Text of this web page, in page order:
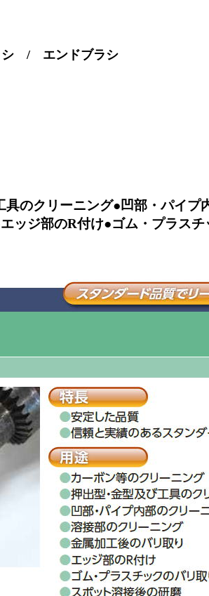
シ / エンドブラシ
のクリーニング●凹部・パイプ
ッジ部のR付け●ゴム・プラスチ